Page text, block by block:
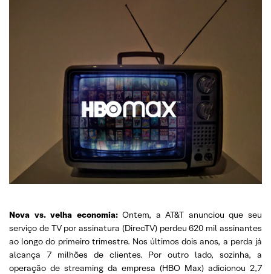
Nova vs. velha economia:Ontem, a AT&T anunciou que seu
serviço de TV por assinatura (DirecTV) perdeu 620 mil assinantes
ao longo do primeiro trimestre. Nos últimos dois anos, a perda já
alcança 7 milhões de clientes. Por outro lado, sozinha, a
operação de streaming da empresa (HBO Max) adicionou 2,7